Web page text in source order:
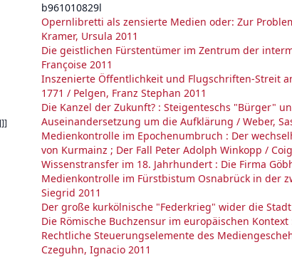
b961010829l
Opernlibretti als zensierte Medien oder: Zur
Kramer, Ursula 2011
Die geistlichen Fürstentümer im Zentrum der
Françoise 2011
Inszenierte Öffentlichkeit und Flugschriften-Streit
1771 / Pelgen, Franz Stephan 2011
Die Kanzel der Zukunft? : Steigenteschs "Bürger"
Auseinandersetzung um die Aufklärung / Weber,
Medienkontrolle im Epochenumbruch : Der
von Kurmainz ; Der Fall Peter Adolph Winkopp /
Wissenstransfer im 18. Jahrhundert : Die Firma
Medienkontrolle im Fürstbistum Osnabrück in der
Siegrid 2011
Der große kurkölnische "Federkrieg" wider die
Die Römische Buchzensur im europäischen
Rechtliche Steuerungselemente des
Czeguhn, Ignacio 2011